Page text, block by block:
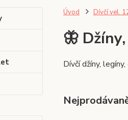
Úvod Dívčí vel.
🦋
Dívčí džíny,